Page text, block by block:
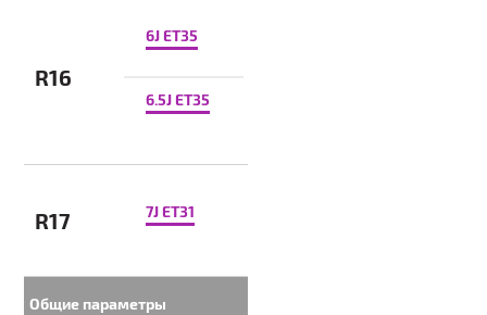
R16
6J ET35
6.5J ET35
R17 7J ET31
Общие параметры